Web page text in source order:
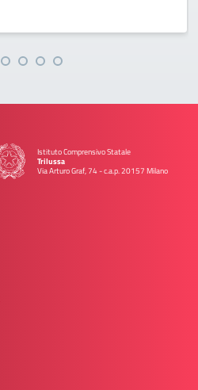
Istituto Comprensivo Statale
Trilussa
Via Arturo Graf, 74 - c.a.p. 20157 Milano
— Visita la pagina iniziale della scuola